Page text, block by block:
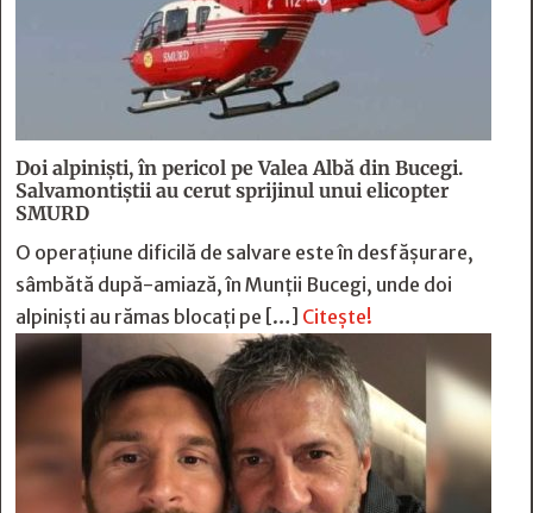
Doi alpiniști, în pericol pe Valea Albă din Bucegi.
Salvamontiștii au cerut sprijinul unui elicopter
SMURD
O operațiune dificilă de salvare este în desfășurare,
sâmbătă după-amiază, în Munții Bucegi, unde doi
alpiniști au rămas blocați pe […] Citește!